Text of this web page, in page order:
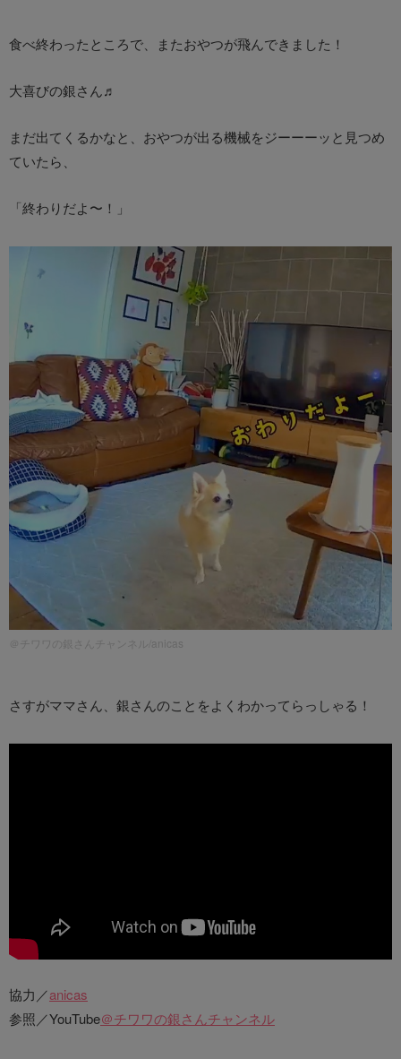
食べ終わったところで、またおやつが飛んできました！
大喜びの銀さん♬
まだ出てくるかなと、おやつが出る機械をジーーーッと見つめ
ていたら、
「終わりだよ〜！」
＠チワワの銀さんチャンネル/anicas
さすがママさん、銀さんのことをよくわかってらっしゃる！
協力／anicas
参照／YouTube＠チワワの銀さんチャンネル